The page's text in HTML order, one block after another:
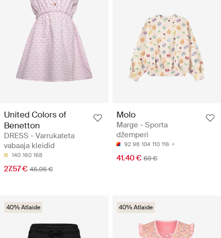
United Colors of
Benetton
DRESS - Varrukateta
vabaaja kleidid
140 160 168
27.57 € 45.95 €
Molo
Marge - Sporta
džemperi
92 98 104 110 116
41.40 € 69 €
40% Atlaide 40% Atlaide